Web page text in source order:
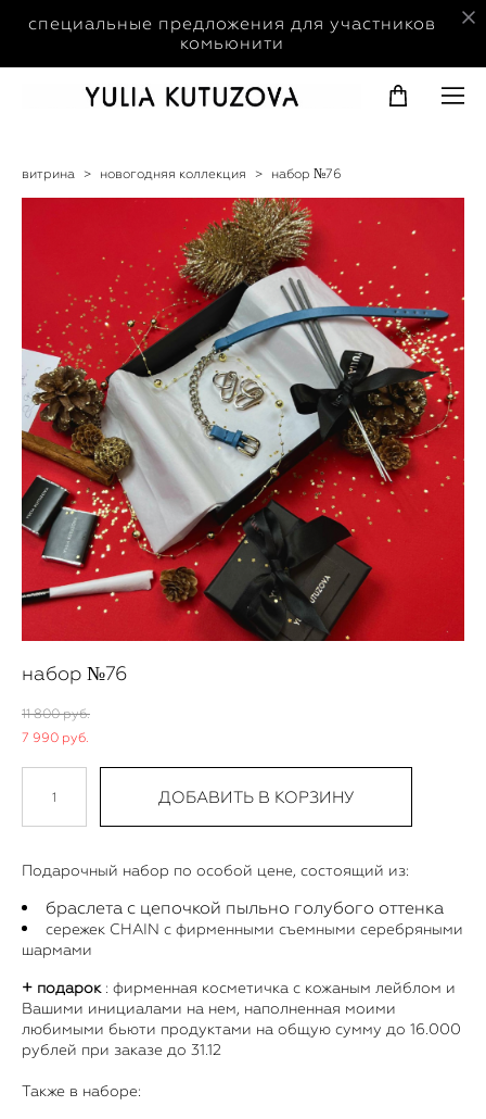
специальные предложения для участников
комьюнити
витрина > новогодняя коллекция > набор №76
набор №76
11 800 pуб.
7 990 pуб.
ДОБАВИТЬ В КОРЗИНУ
Подарочный набор по особой цене, состоящий из:
браслета с цепочкой пыльно голубого оттенка
сережек CHAIN с фирменными съемными серебряными
шармами
​+ подарок : фирменная косметичка с кожаным лейблом и
Вашими инициалами на нем, наполненная моими
любимыми бьюти продуктами на общую сумму до 16.000
рублей при заказе до 31.12
Также в наборе: